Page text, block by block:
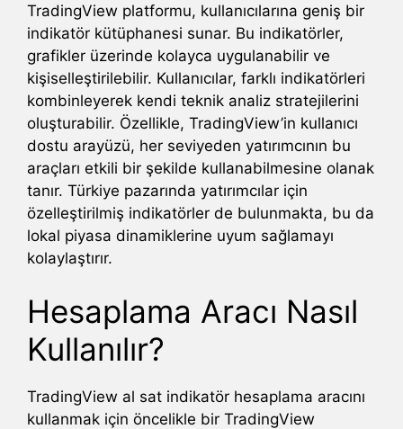
TradingView platformu, kullanıcılarına geniş bir
indikatör kütüphanesi sunar. Bu indikatörler,
grafikler üzerinde kolayca uygulanabilir ve
kişiselleştirilebilir. Kullanıcılar, farklı indikatörleri
kombinleyerek kendi teknik analiz stratejilerini
oluşturabilir. Özellikle, TradingView’in kullanıcı
dostu arayüzü, her seviyeden yatırımcının bu
araçları etkili bir şekilde kullanabilmesine olanak
tanır. Türkiye pazarında yatırımcılar için
özelleştirilmiş indikatörler de bulunmakta, bu da
lokal piyasa dinamiklerine uyum sağlamayı
kolaylaştırır.
Hesaplama Aracı Nasıl
Kullanılır?
TradingView al sat indikatör hesaplama aracını
kullanmak için öncelikle bir TradingView